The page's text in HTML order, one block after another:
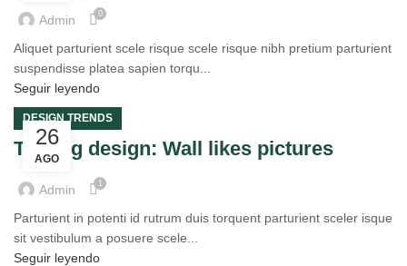
Admin 0
Aliquet parturient scele risque scele risque nibh pretium parturient
suspendisse platea sapien torqu...
Seguir leyendo
26
AGO
DESIGN TRENDS
The big design: Wall likes pictures
Admin 1
Parturient in potenti id rutrum duis torquent parturient sceler isque
sit vestibulum a posuere scele...
Seguir leyendo